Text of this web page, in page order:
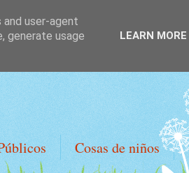
Cosas de niños
user-agent
generate usage
LEARN MORE